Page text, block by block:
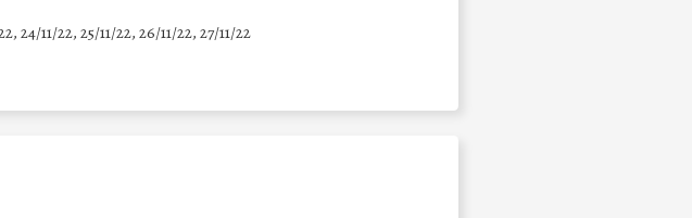
24/11/22, 25/11/22, 26/11/22, 27/11/22